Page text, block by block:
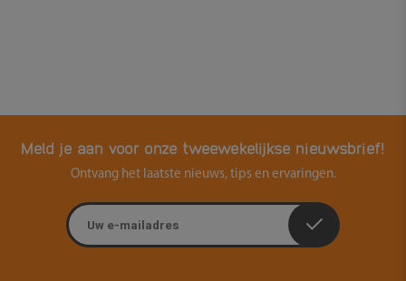
Meld je aan voor onze tweewekelijkse nieuwsbrief!
Ontvang het laatste nieuws, tips en ervaringen.
E-mailadres